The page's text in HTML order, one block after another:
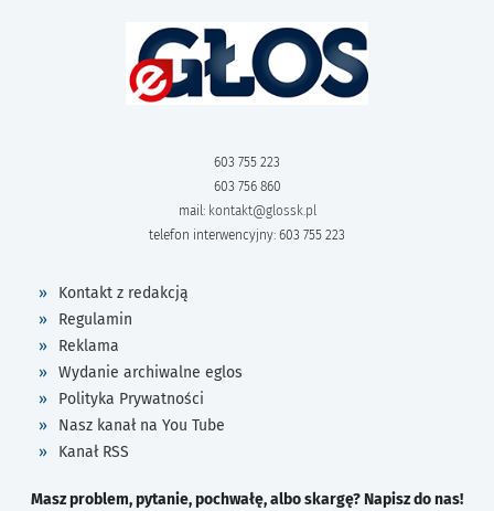
603 755 223
603 756 860
mail: kontakt@glossk.pl
telefon interwencyjny: 603 755 223
Kontakt z redakcją
Regulamin
Reklama
Wydanie archiwalne eglos
Polityka Prywatności
Nasz kanał na You Tube
Kanał RSS
Masz problem, pytanie, pochwałę, albo skargę? Napisz do nas!